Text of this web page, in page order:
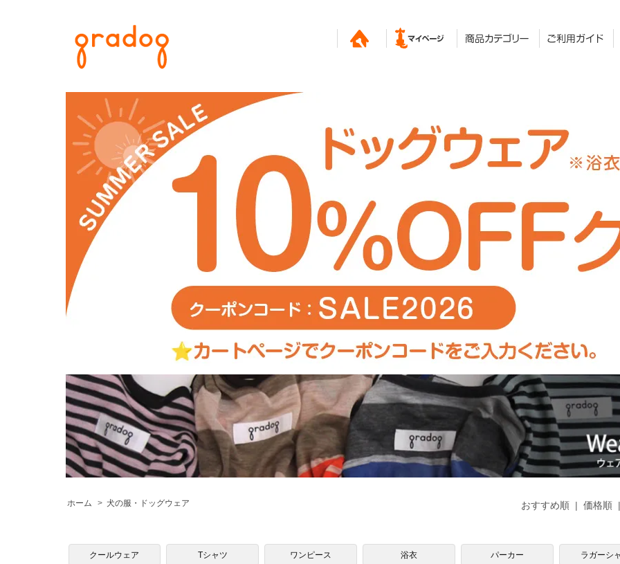
ホーム > 犬の服・ドッグウェア おすすめ順 | 価格順
クールウェア Tシャツ ワンピース 浴衣 パーカー ラガーシ